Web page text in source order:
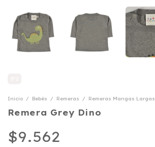
Inicio / Bebés / Remeras / Remeras Mangas Largas
Remera Grey Dino
$9.562